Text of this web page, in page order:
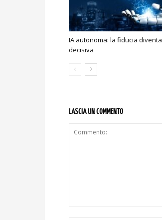
IA autonoma: la fiducia diventa
decisiva
LASCIA UN COMMENTO